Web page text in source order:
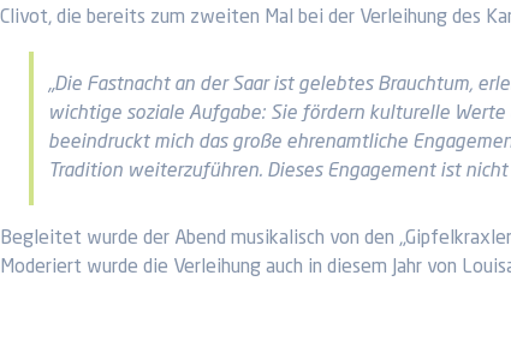
Clivot, die bereits zum zweiten Mal bei der Verleihung des
„Die Fastnacht an der Saar ist gelebtes Brauchtum,
wichtige soziale Aufgabe: Sie fördern kulturelle
beeindruckt mich das große ehrenamtliche
Tradition weiterzuführen. Dieses Engagement ist
Begleitet wurde der Abend musikalisch von den
Moderiert wurde die Verleihung auch in diesem Jahr von